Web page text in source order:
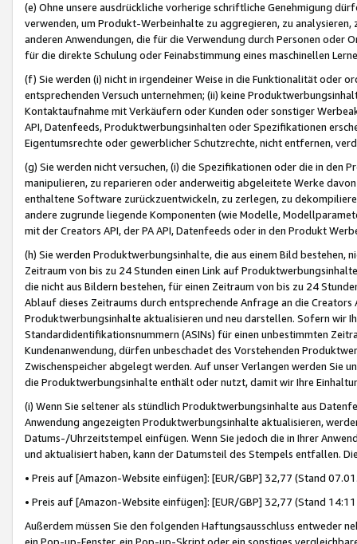
(e) Ohne unsere ausdrückliche vorherige schriftliche Genehmigung
verwenden, um Produkt-Werbeinhalte zu aggregieren, zu
anderen Anwendungen, die für die Verwendung durch Personen
für die direkte Schulung oder Feinabstimmung eines maschinellen
(f) Sie werden (i) nicht in irgendeiner Weise in die Funktionalität oder
entsprechenden Versuch unternehmen; (ii) keine
Kontaktaufnahme mit Verkäufern oder Kunden oder sonstiger
API, Datenfeeds, Produktwerbungsinhalten oder Spezifikationen
Eigentumsrechte oder gewerblicher Schutzrechte, nicht entfernen,
(g) Sie werden nicht versuchen, (i) die Spezifikationen oder die in
manipulieren, zu reparieren oder anderweitig abgeleitete Werke
enthaltene Software zurückzuentwickeln, zu zerlegen, zu
andere zugrunde liegende Komponenten (wie Modelle,
mit der Creators API, der PA API, Datenfeeds oder in den Produkt
(h) Sie werden Produktwerbungsinhalte, die aus einem Bild bestehen,
Zeitraum von bis zu 24 Stunden einen Link auf
die nicht aus Bildern bestehen, für einen Zeitraum von bis zu 24
Ablauf dieses Zeitraums durch entsprechende Anfrage an die
Produktwerbungsinhalte aktualisieren und neu darstellen. Sofern wir
Standardidentifikationsnummern (ASINs) für einen unbestimmten
Kundenanwendung, dürfen unbeschadet des Vorstehenden
Zwischenspeicher abgelegt werden. Auf unser Verlangen werden Sie
die Produktwerbungsinhalte enthält oder nutzt, damit wir Ihre
(i) Wenn Sie seltener als stündlich Produktwerbungsinhalte aus
Anwendung angezeigten Produktwerbungsinhalte aktualisieren,
Datums-/Uhrzeitstempel einfügen. Wenn Sie jedoch die in Ihrer
und aktualisiert haben, kann der Datumsteil des Stempels entfallen.
• Preis auf [Amazon-Website einfügen]: [EUR/GBP] 32,77 (Stand
• Preis auf [Amazon-Website einfügen]: [EUR/GBP] 32,77 (Stand
Außerdem müssen Sie den folgenden Haftungsausschluss entweder
ein Pop-up-Fenster, ein Pop-up-Skript oder ein sonstiges